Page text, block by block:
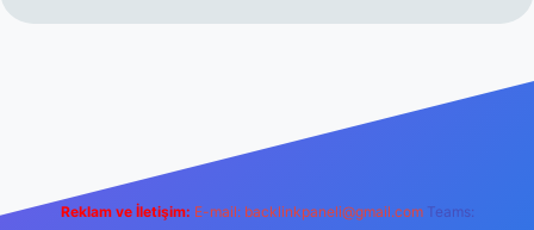
Reklam ve İletişim: E-mail: backlinkpaneli@gmail.com Teams: